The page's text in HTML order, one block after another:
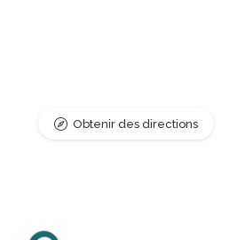
Obtenir des directions